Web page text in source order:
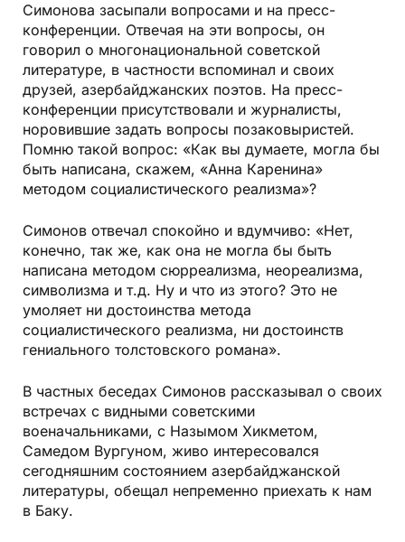
Симонова засыпали вопросами и на пресс-
конференции. Отвечая на эти вопросы, он
говорил о многонациональной советской
литературе, в частности вспоминал и своих
друзей, азербайджанских поэтов. На пресс-
конференции присутствовали и журналисты,
норовившие задать вопросы позаковыристей.
Помню такой вопрос: «Как вы думаете, могла бы
быть написана, скажем, «Анна Каренина»
методом социалистического реализма»?
Симонов отвечал спокойно и вдумчиво: «Нет,
конечно, так же, как она не могла бы быть
написана методом сюрреализма, неореализма,
символизма и т.д. Ну и что из этого? Это не
умоляет ни достоинства метода
социалистического реализма, ни достоинств
гениального толстовского романа».
В частных беседах Симонов рассказывал о своих
встречах с видными советскими
военачальниками, с Назымом Хикметом,
Самедом Вургуном, живо интересовался
сегодняшним состоянием азербайджанской
литературы, обещал непременно приехать к нам
в Баку.